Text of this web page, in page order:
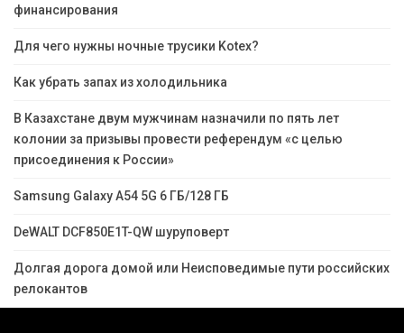
финансирования
Для чего нужны ночные трусики Kotex?
Как убрать запах из холодильника
В Казахстане двум мужчинам назначили по пять лет
колонии за призывы провести референдум «с целью
присоединения к России»
Samsung Galaxy A54 5G 6 ГБ/128 ГБ
DeWALT DCF850E1T-QW шуруповерт
Долгая дорога домой или Неисповедимые пути российских
релокантов